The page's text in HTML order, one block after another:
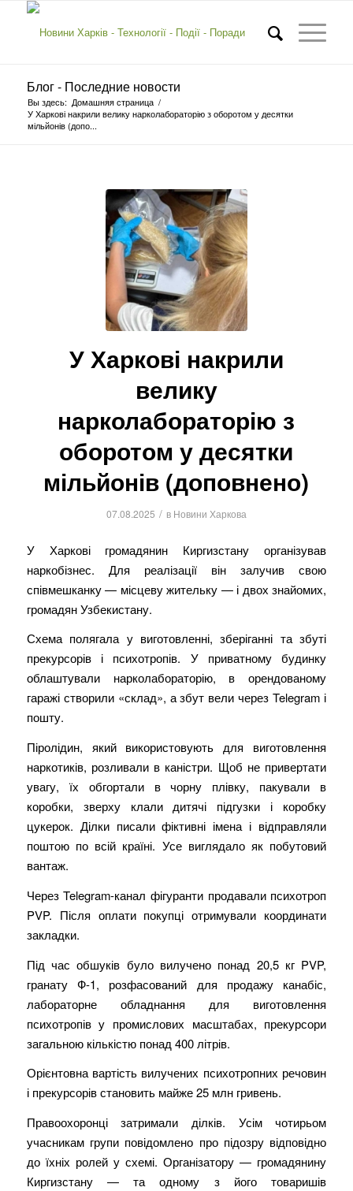
Блог - Последние новости
Вы здесь: Домашняя страница /
У Харкові накрили велику нарколабораторію з оборотом у десятки
мільйонів (допо...
У Харкові накрили
велику
нарколабораторію з
оборотом у десятки
мільйонів (доповнено)
07.08.2025 / в Новини Харкова
У Харкові громадянин Киргизстану організував
наркобізнес. Для реалізації він залучив свою
співмешканку — місцеву жительку — і двох знайомих,
громадян Узбекистану.
Схема полягала у виготовленні, зберіганні та збуті
прекурсорів і психотропів. У приватному будинку
облаштували нарколабораторію, в орендованому
гаражі створили «склад», а збут вели через Telegram і
пошту.
Піролідин, який використовують для виготовлення
наркотиків, розливали в каністри. Щоб не привертати
увагу, їх обгортали в чорну плівку, пакували в
коробки, зверху клали дитячі підгузки і коробку
цукерок. Ділки писали фіктивні імена і відправляли
поштою по всій країні. Усе виглядало як побутовий
вантаж.
Через Telegram-канал фігуранти продавали психотроп
PVP. Після оплати покупці отримували координати
закладки.
Під час обшуків було вилучено понад 20,5 кг PVP,
гранату Ф-1, розфасований для продажу канабіс,
лабораторне обладнання для виготовлення
психотропів у промислових масштабах, прекурсори
загальною кількістю понад 400 літрів.
Орієнтовна вартість вилучених психотропних речовин
і прекурсорів становить майже 25 млн гривень.
Правоохоронці затримали ділків. Усім чотирьом
учасникам групи повідомлено про підозру відповідно
до їхніх ролей у схемі. Організатору — громадянину
Киргизстану — та одному з його товаришів